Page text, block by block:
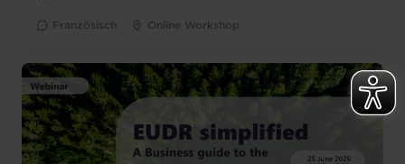
Französisch Online Workshop